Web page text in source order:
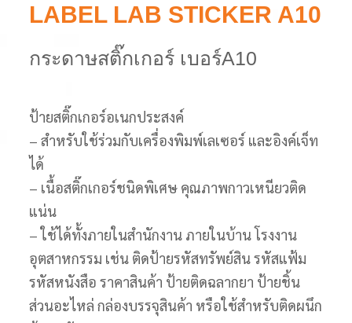
LABEL LAB STICKER A10
กระดาษสติ๊กเกอร์ เบอร์A10
ป้ายสติ๊กเกอร์อเนกประสงค์
– สำหรับใช้ร่วมกับเครื่องพิมพ์เลเซอร์ และอิงค์เจ็ท
ได้
– เนื้อสติ๊กเกอร์ชนิดพิเศษ คุณภาพกาวเหนียวติด
แน่น
– ใช้ได้ทั้งภายในสำนักงาน ภายในบ้าน โรงงาน
อุตสาหกรรม เช่น ติดป้ายรหัสทรัพย์สิน รหัสแฟ้ม
รหัสหนังสือ ราคาสินค้า ป้ายติดฉลากยา ป้ายชิ้น
ส่วนอะไหล่ กล่องบรรจุสินค้า หรือใช้สำหรับติดผนึก